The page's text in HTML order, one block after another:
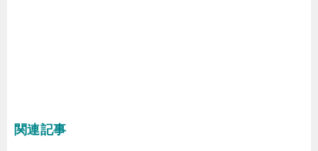
関連記事